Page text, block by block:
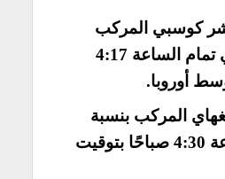
كوسبي المركب
بنسبة 2.27٪ في تمام الساعة 4:17
أوروبا.
المركب بنسبة
0.91٪ في الساعة 4:30 صباحًا بتوقيت